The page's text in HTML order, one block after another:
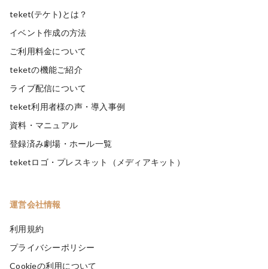
teket(テケト)とは？
イベント作成の方法
ご利用料金について
teketの機能ご紹介
ライブ配信について
teket利用者様の声・導入事例
資料・マニュアル
登録済み劇場・ホール一覧
teketロゴ・プレスキット（メディアキット）
運営会社情報
利用規約
プライバシーポリシー
Cookieの利用について